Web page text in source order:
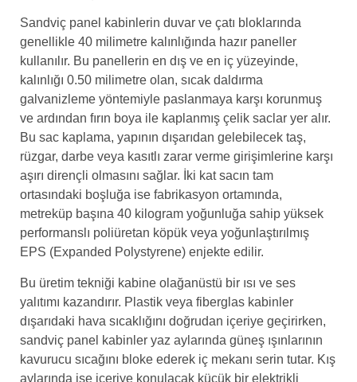
Sandviç panel kabinlerin duvar ve çatı bloklarında
genellikle 40 milimetre kalınlığında hazır paneller
kullanılır. Bu panellerin en dış ve en iç yüzeyinde,
kalınlığı 0.50 milimetre olan, sıcak daldırma
galvanizleme yöntemiyle paslanmaya karşı korunmuş
ve ardından fırın boya ile kaplanmış çelik saclar yer alır.
Bu sac kaplama, yapının dışarıdan gelebilecek taş,
rüzgar, darbe veya kasıtlı zarar verme girişimlerine karşı
aşırı dirençli olmasını sağlar. İki kat sacın tam
ortasındaki boşluğa ise fabrikasyon ortamında,
metreküp başına 40 kilogram yoğunluğa sahip yüksek
performanslı poliüretan köpük veya yoğunlaştırılmış
EPS (Expanded Polystyrene) enjekte edilir.
Bu üretim tekniği kabine olağanüstü bir ısı ve ses
yalıtımı kazandırır. Plastik veya fiberglas kabinler
dışarıdaki hava sıcaklığını doğrudan içeriye geçirirken,
sandviç panel kabinler yaz aylarında güneş ışınlarının
kavurucu sıcağını bloke ederek iç mekanı serin tutar. Kış
aylarında ise içeriye konulacak küçük bir elektrikli